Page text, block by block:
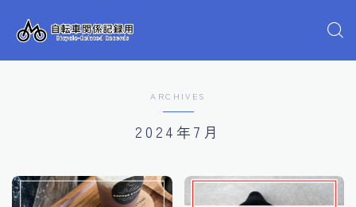
ARCHIVES
2024年7月